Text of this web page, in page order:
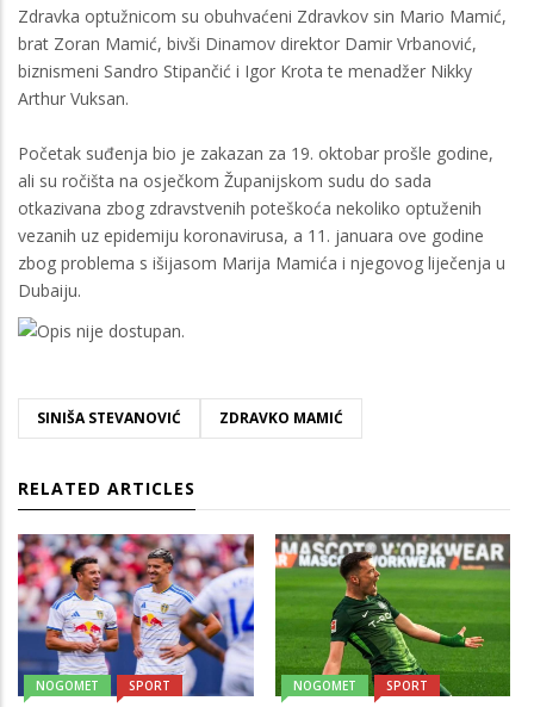
Zdravka optužnicom su obuhvaćeni Zdravkov sin Mario Mamić,
brat Zoran Mamić, bivši Dinamov direktor Damir Vrbanović,
biznismeni Sandro Stipančić i Igor Krota te menadžer Nikky
Arthur Vuksan.
Početak suđenja bio je zakazan za 19. oktobar prošle godine,
ali su ročišta na osječkom Županijskom sudu do sada
otkazivana zbog zdravstvenih poteškoća nekoliko optuženih
vezanih uz epidemiju koronavirusa, a 11. januara ove godine
zbog problema s išijasom Marija Mamića i njegovog liječenja u
Dubaiju.
SINIŠA STEVANOVIĆ ZDRAVKO MAMIĆ
RELATED ARTICLES
NOGOMET SPORT NOGOMET SPORT